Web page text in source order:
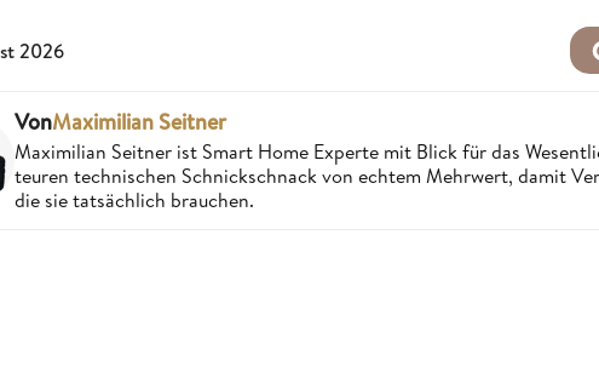
2026
VonMaximilian Seitner
Maximilian Seitner ist Smart Home Experte mit Blick für das
teuren technischen Schnickschnack von echtem Mehrwert, damit
die sie tatsächlich brauchen.